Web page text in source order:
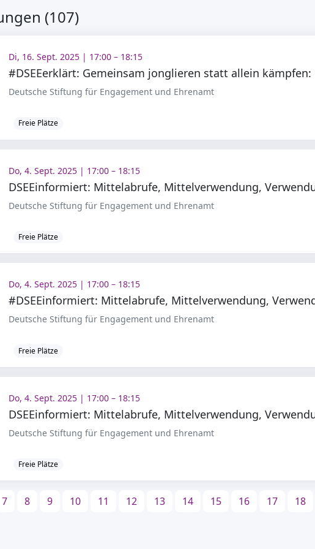
(107)
Di, 16. Sept. 2025 | 17:00 – 18:15
Deutsche Stiftung für Engagement und Ehrenamt
Freie Plätze
Do, 4. Sept. 2025 | 17:00 – 18:15
Deutsche Stiftung für Engagement und Ehrenamt
Freie Plätze
Do, 4. Sept. 2025 | 17:00 – 18:15
Deutsche Stiftung für Engagement und Ehrenamt
Freie Plätze
Do, 4. Sept. 2025 | 17:00 – 18:15
Deutsche Stiftung für Engagement und Ehrenamt
Freie Plätze
7 8 9 10 11 12 13 14 15 16 17 18